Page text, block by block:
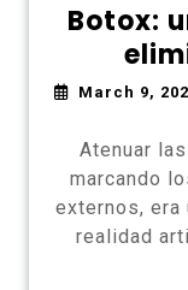
Botox:
March 9,
Atenuar
marcando
externos, era
realidad